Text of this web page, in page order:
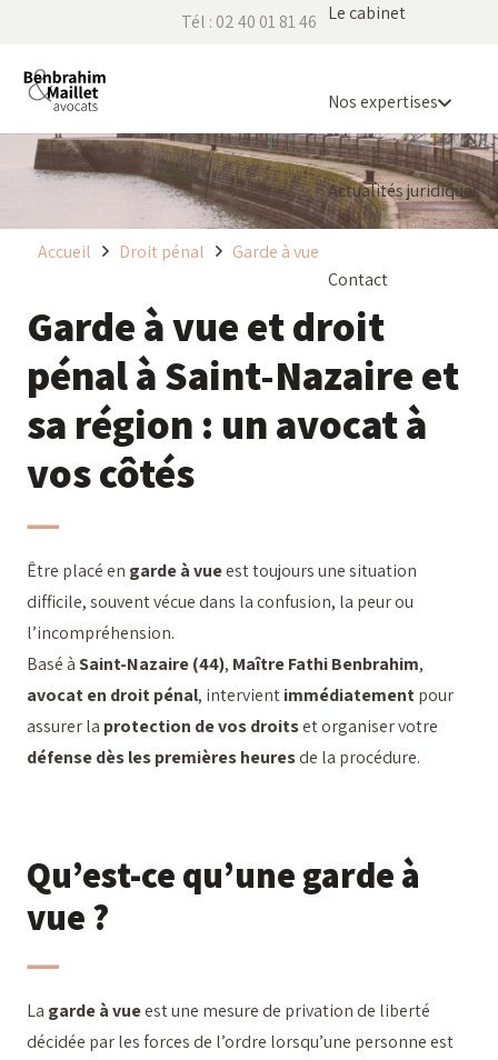
Tél : 02 40 01 81 46 Le cabinet
Nos expertises
Actualités juridiques
Contact
Accueil Droit pénal Garde à vue
Garde à vue et droit
pénal à Saint-Nazaire et
sa région : un avocat à
vos côtés
Être placé en garde à vueest toujours une situation
difficile, souvent vécue dans la confusion, la peur ou
l’incompréhension.
Basé àSaint-Nazaire (44), Maître Fathi Benbrahim,
avocat en droit pénal, intervientimmédiatementpour
assurer la protection de vos droitset organiser votre
défense dès les premières heuresde la procédure.
Qu’est-ce qu’une garde à
vue ?
La garde à vueest une mesure de privation de liberté
décidée par les forces de l’ordre lorsqu’une personne est